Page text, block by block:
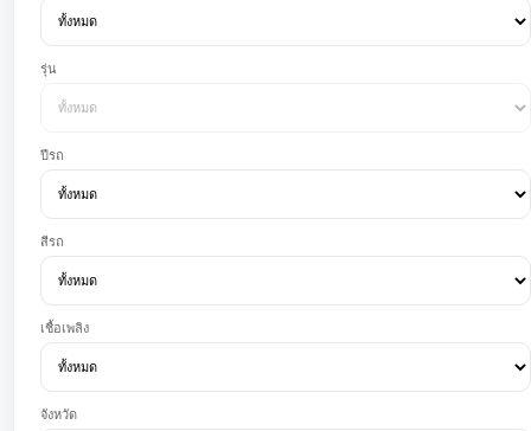
รุ่น
ปีรถ
สีรถ
เชื้อเพลิง
จังหวัด